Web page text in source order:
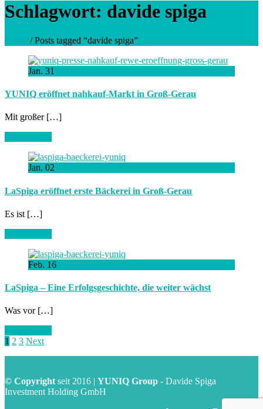
Schlagwort: davide spiga
/Posts tagged “davide spiga”
Jan. 31
YUNIQ eröffnet nahkauf-Markt in Groß-Gerau
Mit großer […]
Jan. 02
LaSpiga eröffnet erste Bäckerei in Groß-Gerau
Es ist […]
Feb. 16
LaSpiga – Eine Erfolgsgeschichte, die weiter wächst
Was vor […]
1 2 3 Next
© Copyrightseit 2016 | YUNIQ Group - Davide Spiga
Investment Holding GmbH